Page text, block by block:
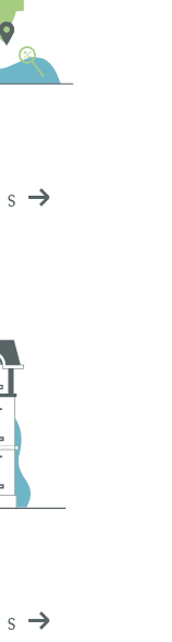
, n'hésitez
prendre
vous
vos
vous
et
partenaire